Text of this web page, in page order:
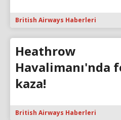
British Airways Haberleri
Heathrow
Havalimanı'nda
kaza!
British Airways Haberleri